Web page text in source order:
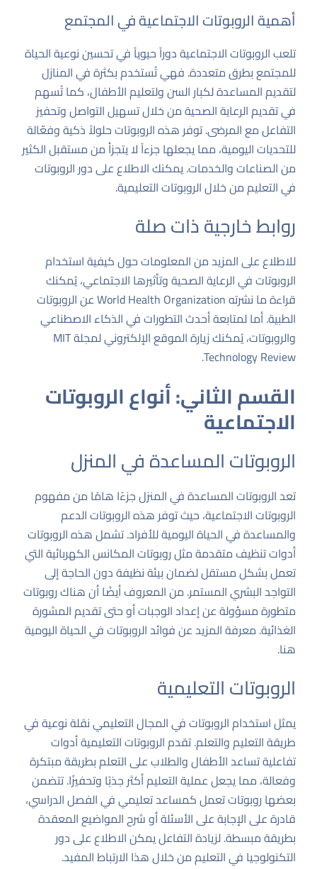
أهمية الروبوتات الاجتماعية في المجتمع
تلعب الروبوتات الاجتماعية دوراً حيوياً في تحسين نوعية الحياة
للمجتمع بطرق متعددة. فهي تُستخدم بكثرة في المنازل
لتقديم المساعدة لكبار السن ولتعليم الأطفال، كما تُسهم
في تقديم الرعاية الصحية من خلال تسهيل التواصل وتحفيز
التفاعل مع المرضى. توفر هذه الروبوتات حلولاً ذكية وفعّالة
للتحديات اليومية، مما يجعلها جزءاً لا يتجزأ من مستقبل الكثير
من الصناعات والخدمات. يمكنك الاطلاع على دور الروبوتات
في التعليم من خلالالروبوتات التعليمية.
روابط خارجية ذات صلة
للاطلاع على المزيد من المعلومات حول كيفية استخدام
الروبوتات في الرعاية الصحية وتأثيرها الاجتماعي، يُمكنك
قراءة ما نشرتهWorld Health Organizationعن الروبوتات
الطبية. أما لمتابعة أحدث التطورات في الذكاء الاصطناعي
والروبوتات، يُمكنك زيارة الموقع الإلكتروني لمجلةMIT
Technology Review
.
القسم الثاني: أنواع الروبوتات
الاجتماعية
الروبوتات المساعدة في المنزل
تعد الروبوتات المساعدة في المنزل جزءًا هامًا من مفهوم
الروبوتات الاجتماعية، حيث توفر هذه الروبوتات الدعم
والمساعدة في الحياة اليومية للأفراد. تشمل هذه الروبوتات
أدوات تنظيف متقدمة مثل روبوتات المكانس الكهربائية التي
تعمل بشكل مستقل لضمان بيئة نظيفة دون الحاجة إلى
التواجد البشري المستمر. من المعروف أيضًا أن هناك روبوتات
متطورة مسؤولة عن إعداد الوجبات أو حتى تقديم المشورة
الغذائية. معرفة المزيد عن فوائد الروبوتات في الحياة اليومية
هنا.
الروبوتات التعليمية
يمثل استخدام الروبوتات في المجال التعليمي نقلة نوعية في
طريقة التعليم والتعلم. تقدم الروبوتات التعليمية أدوات
تفاعلية تساعد الأطفال والطلاب على التعلم بطريقة مبتكرة
وفعالة، مما يجعل عملية التعليم أكثر جذبًا وتحفيزًا. تتضمن
بعضها روبوتات تعمل كمساعد تعليمي في الفصل الدراسي،
قادرة على الإجابة على الأسئلة أو شرح المواضيع المعقدة
بطريقة مبسطة. لزيادة التفاعل يمكن الاطلاع على دور
التكنولوجيا في التعليم من خلال هذا الارتباط المفيد.